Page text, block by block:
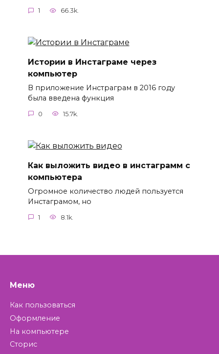
1 66.3k.
Истории в Инстаграме через
компьютер
В приложение Инстраграм в 2016 году
была введена функция
0 15.7k.
Как выложить видео в инстаграмм с
компьютера
Огромное количество людей пользуется
Инстаграмом, но
1 8.1k.
Меню
Как пользоваться
Оформление
На компьютере
Сторис